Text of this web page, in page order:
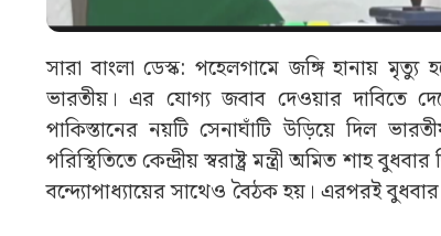
সারা বাংলা ডেস্ক: পহেলগামে জঙ্গি হানায়
ভারতীয়। এর যোগ্য জবাব দেওয়ার দাবিতে
পাকিস্তানের নয়টি সেনাঘাঁটি উড়িয়ে দিল
পরিস্থিতিতে কেন্দ্রীয় স্বরাষ্ট্র মন্ত্রী অমিত শাহ
বন্দ্যোপাধ্যায়ের সাথেও বৈঠক হয়। এরপরই